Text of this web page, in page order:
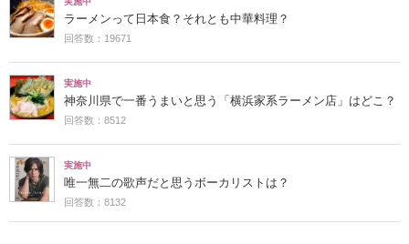
ラーメンって日本食？それとも中華料理？
回答数：19671
実施中
神奈川県で一番うまいと思う「横浜家系ラーメン店」はどこ？
回答数：8512
実施中
唯一無二の歌声だと思うボーカリストは？
回答数：8132